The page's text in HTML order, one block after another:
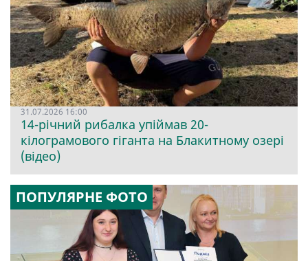
31.07.2026 16:00
14-річний рибалка упіймав 20-
кілограмового гіганта на Блакитному озері
(відео)
ПОПУЛЯРНЕ ФОТО